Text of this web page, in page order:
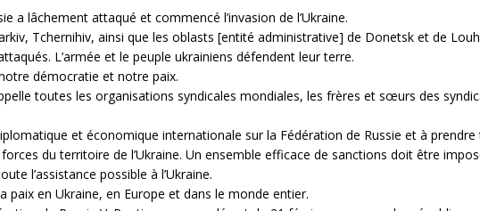
a lâchement attaqué et commencé l’invasion de l’Ukraine.
Tchernihiv, ainsi que les oblasts [entité administrative] de Donetsk et de
L’armée et le peuple ukrainiens défendent leur terre.
démocratie et notre paix.
toutes les organisations syndicales mondiales, les frères et sœurs des
et économique internationale sur la Fédération de Russie et à
du territoire de l’Ukraine. Un ensemble efficace de sanctions doit être
l’assistance possible à l’Ukraine.
en Ukraine, en Europe et dans le monde entier.